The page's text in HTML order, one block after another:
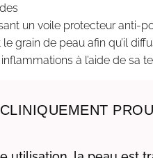
un voile protecteur anti-
grain de peau afin qu’il
à l’aide de sa
CLINIQUEMENT